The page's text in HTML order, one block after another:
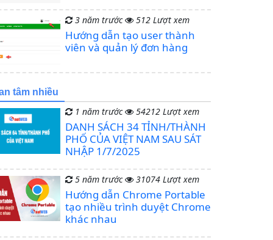
3 năm trước 512 Lượt xem
Hướng dẫn tạo user thành
viên và quản lý đơn hàng
tâm nhiều
1 năm trước 54212 Lượt xem
DANH SÁCH 34 TỈNH/THÀNH
PHỐ CỦA VIỆT NAM SAU SÁT
NHẬP 1/7/2025
5 năm trước 31074 Lượt xem
Hướng dẫn Chrome Portable
tạo nhiều trình duyệt Chrome
khác nhau